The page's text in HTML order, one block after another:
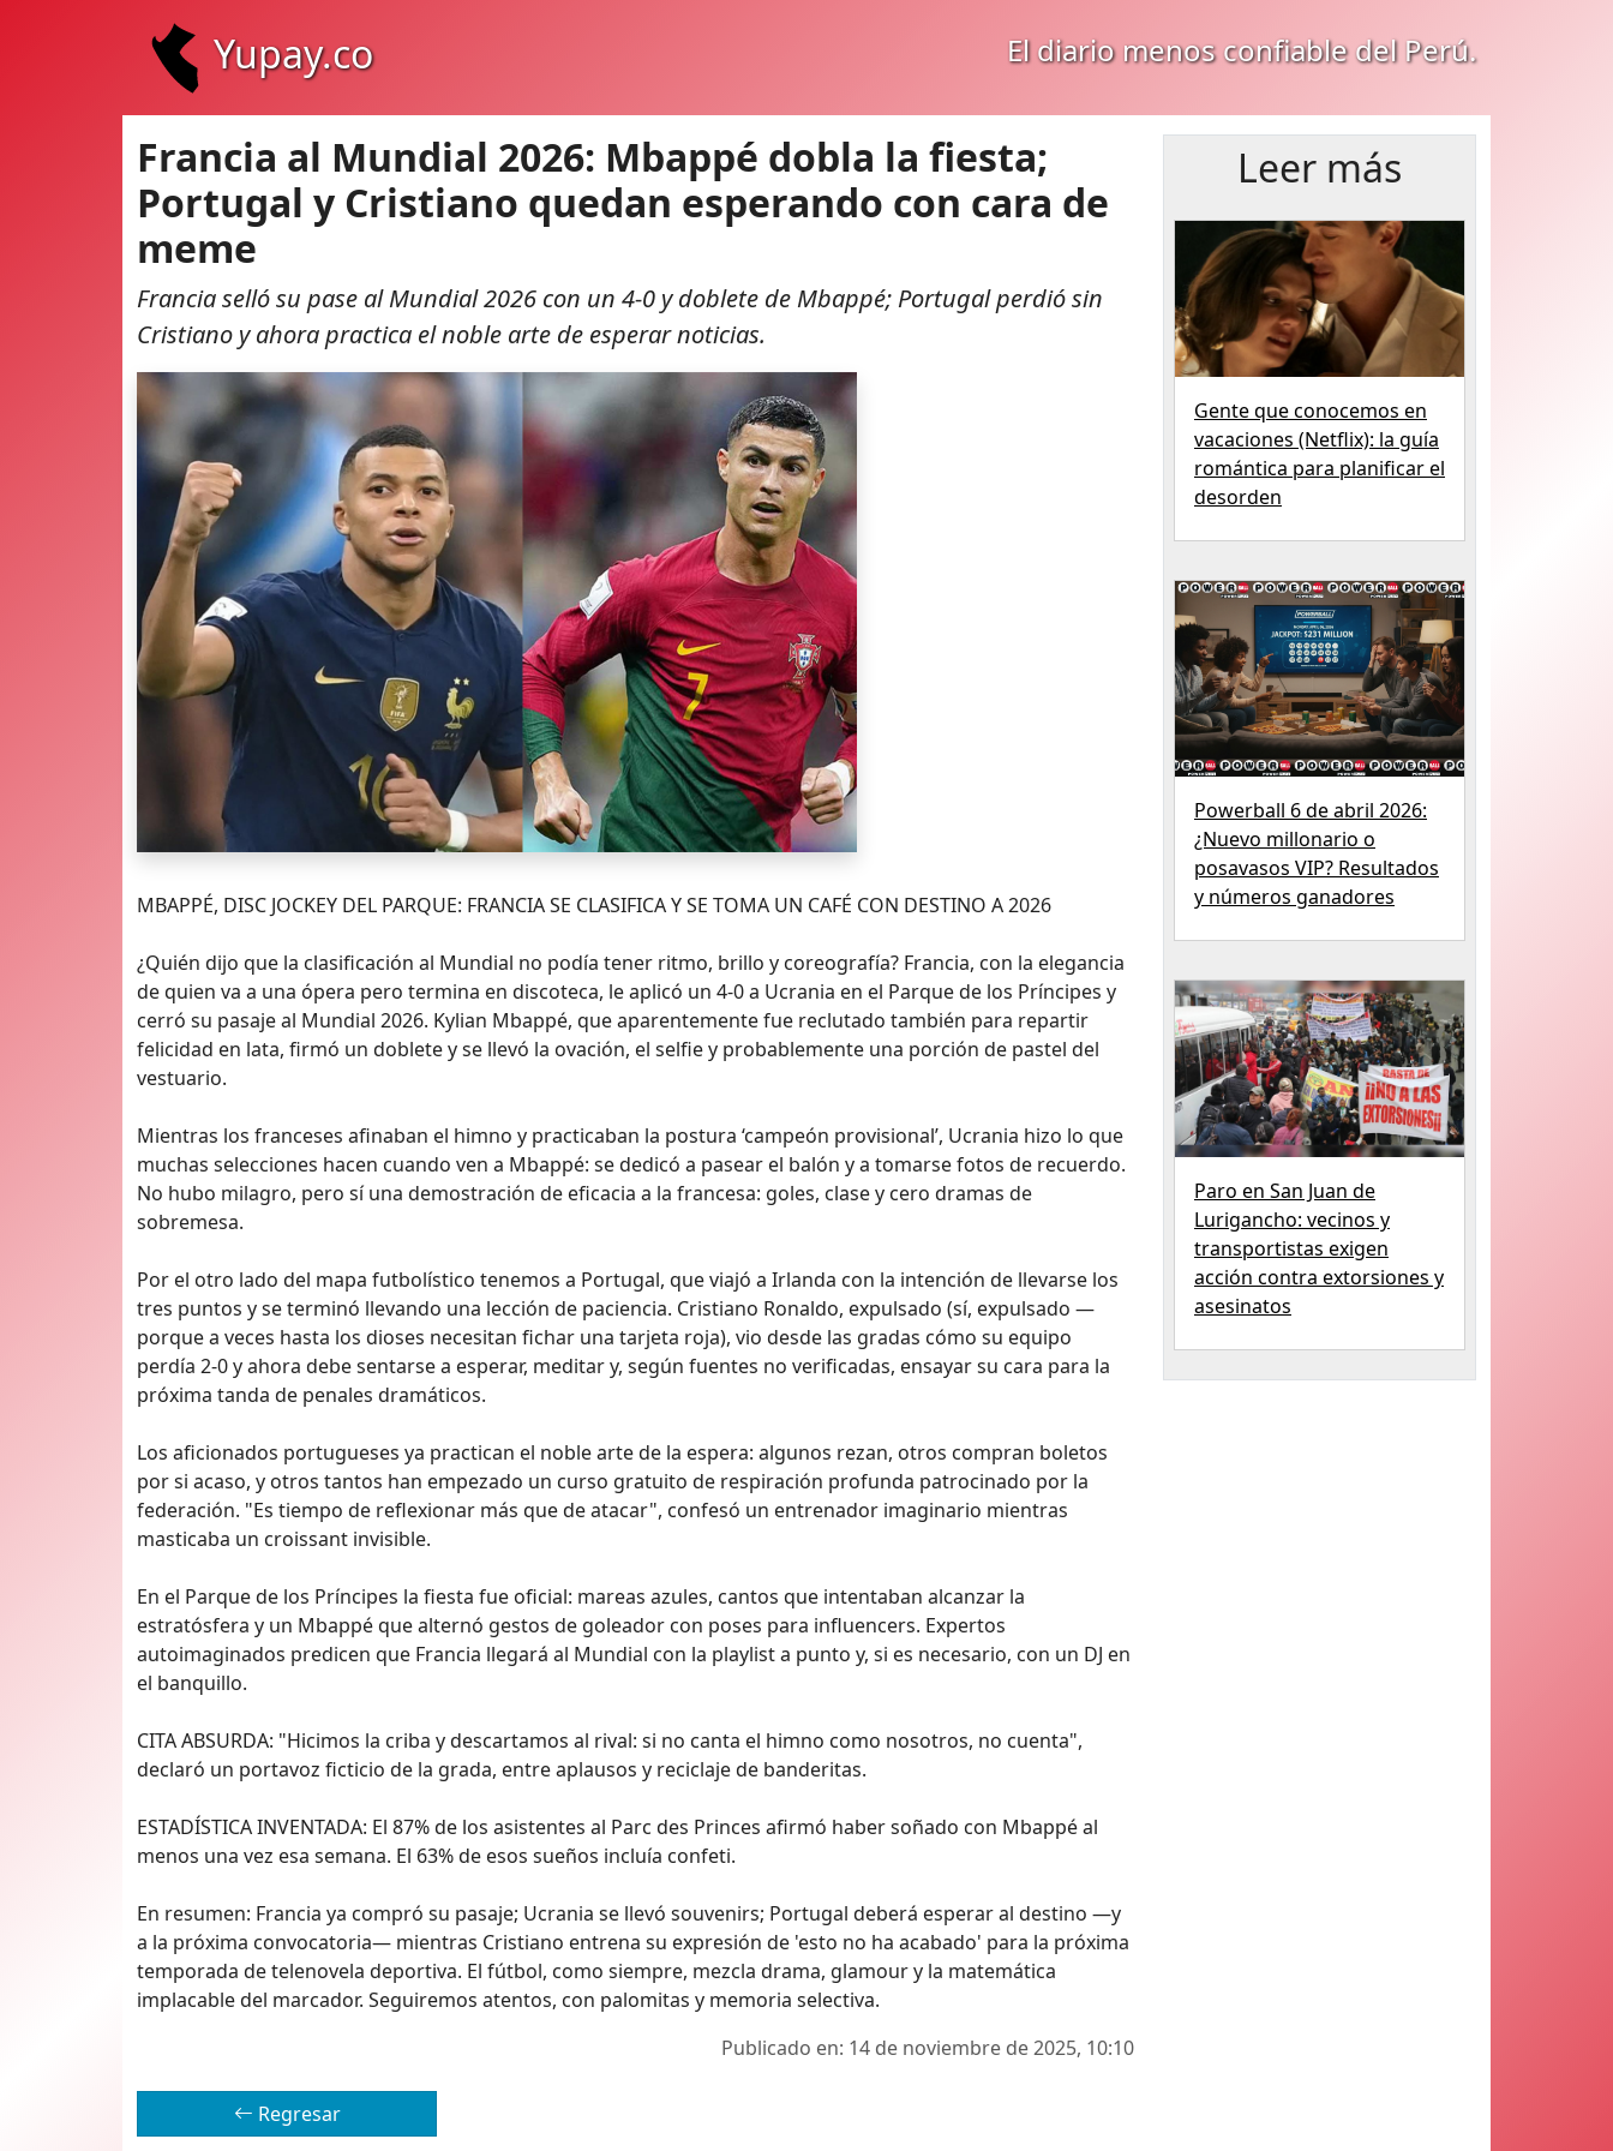
Yupay.co El diario menos confiable del Perú.
Francia al Mundial 2026: Mbappé dobla la fiesta;
Portugal y Cristiano quedan esperando con cara de
meme
Francia selló su pase al Mundial 2026 con un 4-0 y doblete de Mbappé; Portugal perdió sin
Cristiano y ahora practica el noble arte de esperar noticias.
MBAPPÉ, DISC JOCKEY DEL PARQUE: FRANCIA SE CLASIFICA Y SE TOMA UN CAFÉ CON DESTINO A 2026
¿Quién dijo que la clasificación al Mundial no podía tener ritmo, brillo y coreografía? Francia, con la elegancia
de quien va a una ópera pero termina en discoteca, le aplicó un 4-0 a Ucrania en el Parque de los Príncipes y
cerró su pasaje al Mundial 2026. Kylian Mbappé, que aparentemente fue reclutado también para repartir
felicidad en lata, firmó un doblete y se llevó la ovación, el selfie y probablemente una porción de pastel del
vestuario.
Mientras los franceses afinaban el himno y practicaban la postura ‘campeón provisional’, Ucrania hizo lo que
muchas selecciones hacen cuando ven a Mbappé: se dedicó a pasear el balón y a tomarse fotos de recuerdo.
No hubo milagro, pero sí una demostración de eficacia a la francesa: goles, clase y cero dramas de
sobremesa.
Por el otro lado del mapa futbolístico tenemos a Portugal, que viajó a Irlanda con la intención de llevarse los
tres puntos y se terminó llevando una lección de paciencia. Cristiano Ronaldo, expulsado (sí, expulsado —
porque a veces hasta los dioses necesitan fichar una tarjeta roja), vio desde las gradas cómo su equipo
perdía 2-0 y ahora debe sentarse a esperar, meditar y, según fuentes no verificadas, ensayar su cara para la
próxima tanda de penales dramáticos.
Los aficionados portugueses ya practican el noble arte de la espera: algunos rezan, otros compran boletos
por si acaso, y otros tantos han empezado un curso gratuito de respiración profunda patrocinado por la
federación. "Es tiempo de reflexionar más que de atacar", confesó un entrenador imaginario mientras
masticaba un croissant invisible.
En el Parque de los Príncipes la fiesta fue oficial: mareas azules, cantos que intentaban alcanzar la
estratósfera y un Mbappé que alternó gestos de goleador con poses para influencers. Expertos
autoimaginados predicen que Francia llegará al Mundial con la playlist a punto y, si es necesario, con un DJ en
el banquillo.
CITA ABSURDA: "Hicimos la criba y descartamos al rival: si no canta el himno como nosotros, no cuenta",
declaró un portavoz ficticio de la grada, entre aplausos y reciclaje de banderitas.
ESTADÍSTICA INVENTADA: El 87% de los asistentes al Parc des Princes afirmó haber soñado con Mbappé al
menos una vez esa semana. El 63% de esos sueños incluía confeti.
En resumen: Francia ya compró su pasaje; Ucrania se llevó souvenirs; Portugal deberá esperar al destino —y
a la próxima convocatoria— mientras Cristiano entrena su expresión de 'esto no ha acabado' para la próxima
temporada de telenovela deportiva. El fútbol, como siempre, mezcla drama, glamour y la matemática
implacable del marcador. Seguiremos atentos, con palomitas y memoria selectiva.
Publicado en: 14 de noviembre de 2025, 10:10
Regresar
Leer más
Gente que conocemos en
vacaciones (Netflix): la guía
romántica para planificar el
desorden
Powerball 6 de abril 2026:
¿Nuevo millonario o
posavasos VIP? Resultados
y números ganadores
Paro en San Juan de
Lurigancho: vecinos y
transportistas exigen
acción contra extorsiones y
asesinatos